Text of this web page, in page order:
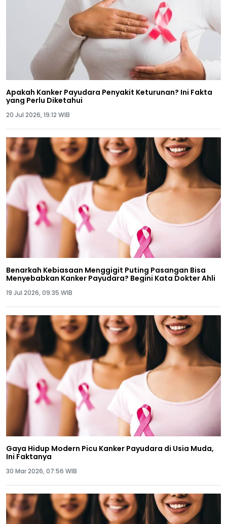
Apakah Kanker Payudara Penyakit Keturunan? Ini Fakta
yang Perlu Diketahui
20 Jul 2026, 19:12 WIB
Benarkah Kebiasaan Menggigit Puting Pasangan Bisa
Menyebabkan Kanker Payudara? Begini Kata Dokter Ahli
19 Jul 2026, 09:35 WIB
Gaya Hidup Modern Picu Kanker Payudara di Usia Muda,
Ini Faktanya
30 Mar 2026, 07:56 WIB